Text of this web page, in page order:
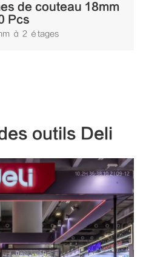
de couteau 18mm
Pcs
à 2 étages
outils Deli